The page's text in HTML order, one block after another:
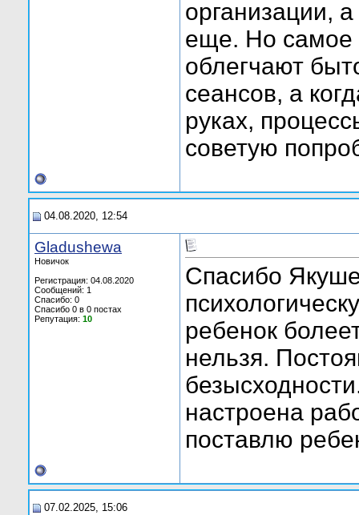
организации,
еще. Но самое
облегчают
сеансов, а
руках,
советую
04.08.2020, 12:54
Gladushewa
Новичок
Регистрация: 04.08.2020
Сообщений: 1
Спасибо: 0
Спасибо 0 в 0 постах
Репутация: 10
Спасибо
ребенок
нельзя.
настроена
поставлю
07.02.2025, 15:06